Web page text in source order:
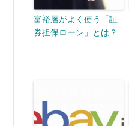
富裕層がよく使う「証
券担保ローン」とは？